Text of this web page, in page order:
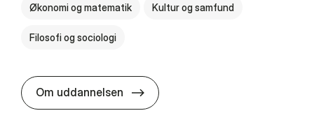
Økonomi og matematik Kultur og samfund
Filosofi og sociologi
Om uddannelsen BSc in Busi­ness Ad­min­is­tra­tion